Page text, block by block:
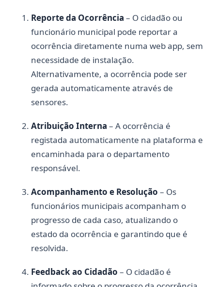
Reporte da Ocorrência – O cidadão ou
funcionário municipal pode reportar a
ocorrência diretamente numa web app, sem
necessidade de instalação.
Alternativamente, a ocorrência pode ser
gerada automaticamente através de
sensores.
Atribuição Interna – A ocorrência é
registada automaticamente na plataforma e
encaminhada para o departamento
responsável.
Acompanhamento e Resolução – Os
funcionários municipais acompanham o
progresso de cada caso, atualizando o
estado da ocorrência e garantindo que é
resolvida.
Feedback ao Cidadão – O cidadão é